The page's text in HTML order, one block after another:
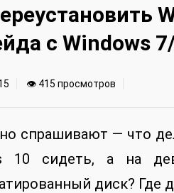
с Windows
👁 415 просмотров
спрашивают — что
10 сидеть, а на
диск? Где